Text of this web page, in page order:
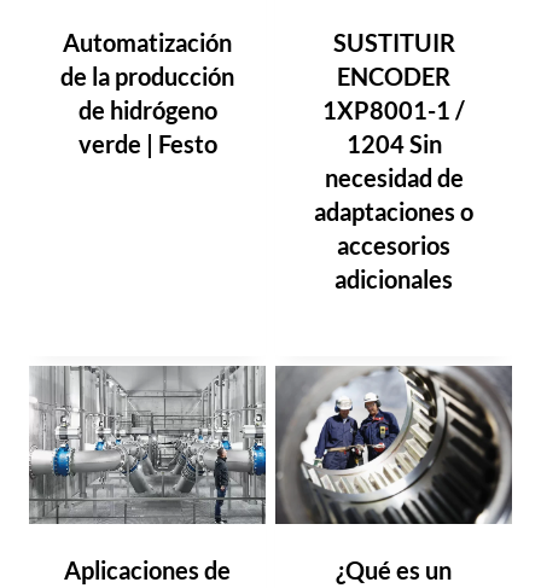
Automatización
de la producción
de hidrógeno
verde | Festo
SUSTITUIR
ENCODER
1XP8001-1 /
1204 Sin
necesidad de
adaptaciones o
accesorios
adicionales
Aplicaciones de
¿Qué es un